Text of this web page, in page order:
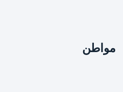
مواطن